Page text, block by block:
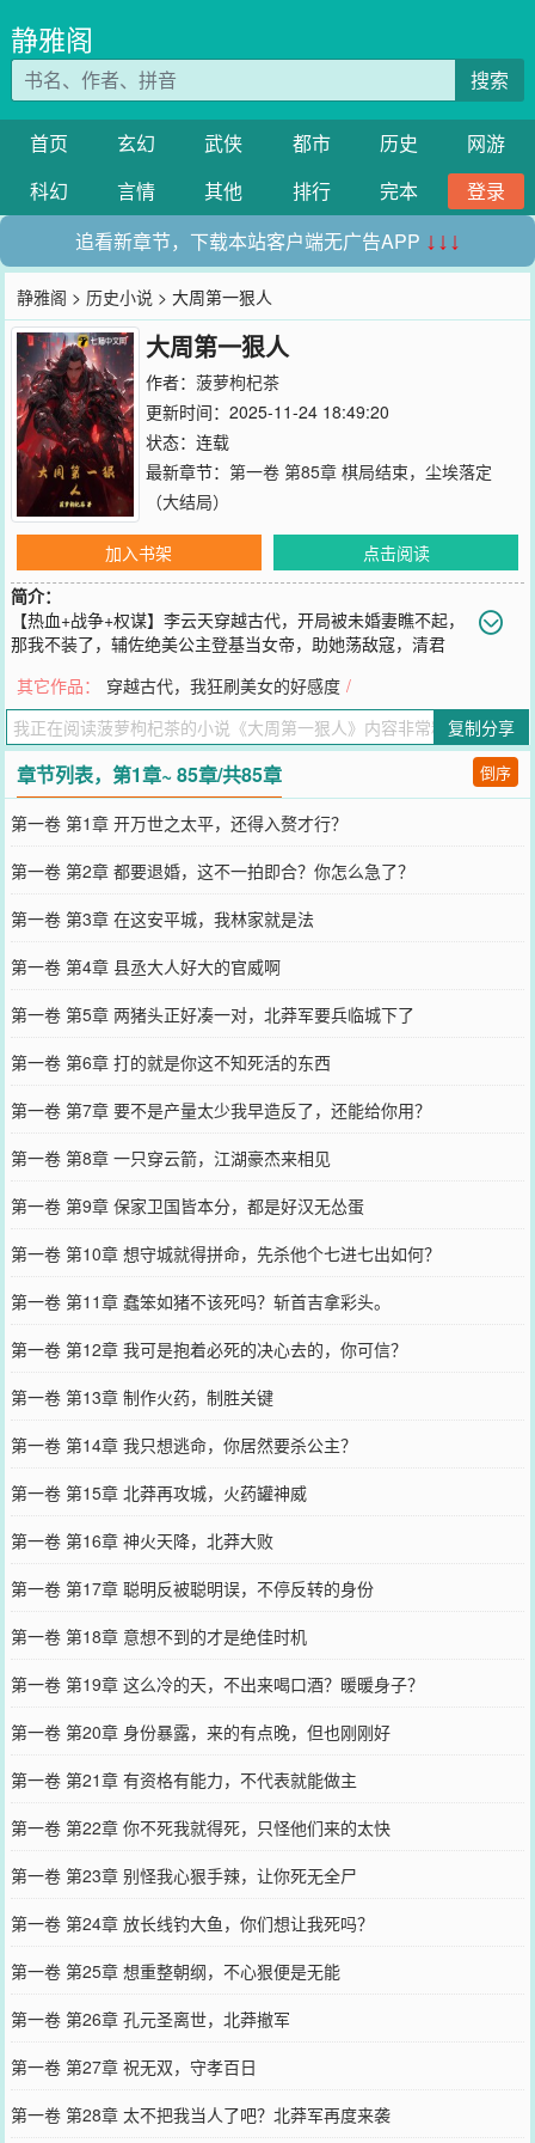
静雅阁
搜索
首页 玄幻 武侠 都市 历史
网游
科幻
言情 其他 排行 完本
登录
追看新章节，下载本站客户端无广告APP ↓↓↓
静雅阁 > 历史小说 > 大周第一狠人
大周第一狠人
作者： 菠萝枸杞茶
更新时间：2025-11-24 18:49:20
状态：连载
最新章节： 第一卷 第85章 棋局结束，尘埃落定
（大结局）
加入书架
点击阅读
简介：
【热血+战争+权谋】李云天穿越古代，开局被未婚妻瞧不起，
那我不装了，辅佐绝美公主登基当女帝，助她荡敌寇，清君
孩子，我反手一个大耳瓜子，问：你配吗？还当自己是镶金的了？
您要是觉得《大周第一狠人》还不错的话请不要忘记向您QQ群和微博
微信里的朋友推荐哦！
其它作品： 穿越古代，我狂刷美女的好感度 /
复制分享
章节列表，第1章~ 85章/共85章 倒序
第一卷 第1章 开万世之太平，还得入赘才行？
第一卷 第2章 都要退婚，这不一拍即合？你怎么急了？
第一卷 第3章 在这安平城，我林家就是法
第一卷 第4章 县丞大人好大的官威啊
第一卷 第5章 两猪头正好凑一对，北莽军要兵临城下了
第一卷 第6章 打的就是你这不知死活的东西
第一卷 第7章 要不是产量太少我早造反了，还能给你用？
第一卷 第8章 一只穿云箭，江湖豪杰来相见
第一卷 第9章 保家卫国皆本分，都是好汉无怂蛋
第一卷 第10章 想守城就得拼命，先杀他个七进七出如何？
第一卷 第11章 蠢笨如猪不该死吗？斩首吉拿彩头。
第一卷 第12章 我可是抱着必死的决心去的，你可信？
第一卷 第13章 制作火药，制胜关键
第一卷 第14章 我只想逃命，你居然要杀公主？
第一卷 第15章 北莽再攻城，火药罐神威
第一卷 第16章 神火天降，北莽大败
第一卷 第17章 聪明反被聪明误，不停反转的身份
第一卷 第18章 意想不到的才是绝佳时机
第一卷 第19章 这么冷的天，不出来喝口酒？暖暖身子？
第一卷 第20章 身份暴露，来的有点晚，但也刚刚好
第一卷 第21章 有资格有能力，不代表就能做主
第一卷 第22章 你不死我就得死，只怪他们来的太快
第一卷 第23章 别怪我心狠手辣，让你死无全尸
第一卷 第24章 放长线钓大鱼，你们想让我死吗？
第一卷 第25章 想重整朝纲，不心狠便是无能
第一卷 第26章 孔元圣离世，北莽撤军
第一卷 第27章 祝无双，守孝百日
第一卷 第28章 太不把我当人了吧？北莽军再度来袭